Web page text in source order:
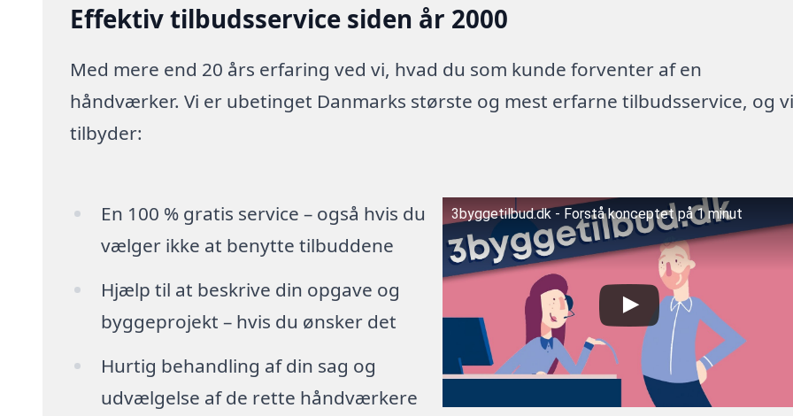
Effektiv tilbudsservice siden år 2000
Med mere end 20 års erfaring ved vi, hvad du som kunde forventer af en
håndværker. Vi er ubetinget Danmarks største og mest erfarne tilbudsservice, og
tilbyder:
En 100 % gratis service – også hvis du
vælger ikke at benytte tilbuddene
Hjælp til at beskrive din opgave og
byggeprojekt – hvis du ønsker det
Hurtig behandling af din sag og
udvælgelse af de rette håndværkere
3byggetilbud.dk - Forstå konceptet på 1 minut